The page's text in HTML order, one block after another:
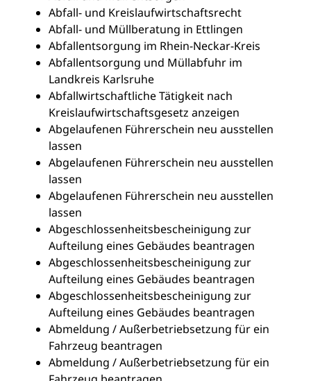
Abfall- und Kreislaufwirtschaftsrecht
Abfall- und Müllberatung in Ettlingen
Abfallentsorgung im Rhein-Neckar-Kreis
Abfallentsorgung und Müllabfuhr im
Landkreis Karlsruhe
Abfallwirtschaftliche Tätigkeit nach
Kreislaufwirtschaftsgesetz anzeigen
Abgelaufenen Führerschein neu ausstellen
lassen
Abgelaufenen Führerschein neu ausstellen
lassen
Abgelaufenen Führerschein neu ausstellen
lassen
Abgeschlossenheitsbescheinigung zur
Aufteilung eines Gebäudes beantragen
Abgeschlossenheitsbescheinigung zur
Aufteilung eines Gebäudes beantragen
Abgeschlossenheitsbescheinigung zur
Aufteilung eines Gebäudes beantragen
Abmeldung / Außerbetriebsetzung für ein
Fahrzeug beantragen
Abmeldung / Außerbetriebsetzung für ein